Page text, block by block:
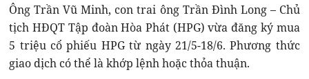
Ông Trần Vũ Minh, con trai ông Trần Đình Long – Chủ
tịch HĐQT Tập đoàn Hòa Phát (HPG) vừa đăng ký mua
5 triệu cổ phiếu HPG từ ngày 21/5-18/6. Phương thức
giao dịch có thể là khớp lệnh hoặc thỏa thuận.